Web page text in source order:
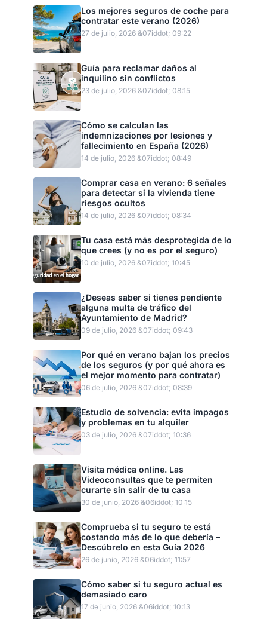
Los mejores seguros de coche para
contratar este verano (2026)
27 de julio, 2026 &07iddot; 09:22
Guía para reclamar daños al
inquilino sin conflictos
23 de julio, 2026 &07iddot; 08:15
Cómo se calculan las
indemnizaciones por lesiones y
fallecimiento en España (2026)
14 de julio, 2026 &07iddot; 08:49
Comprar casa en verano: 6 señales
para detectar si la vivienda tiene
riesgos ocultos
14 de julio, 2026 &07iddot; 08:34
Tu casa está más desprotegida de lo
que crees (y no es por el seguro)
10 de julio, 2026 &07iddot; 10:45
¿Deseas saber si tienes pendiente
alguna multa de tráfico del
Ayuntamiento de Madrid?
09 de julio, 2026 &07iddot; 09:43
Por qué en verano bajan los precios
de los seguros (y por qué ahora es
el mejor momento para contratar)
06 de julio, 2026 &07iddot; 08:39
Estudio de solvencia: evita impagos
y problemas en tu alquiler
03 de julio, 2026 &07iddot; 10:36
Visita médica online. Las
Videoconsultas que te permiten
curarte sin salir de tu casa
30 de junio, 2026 &06iddot; 10:15
Comprueba si tu seguro te está
costando más de lo que debería –
Descúbrelo en esta Guía 2026
26 de junio, 2026 &06iddot; 11:57
Cómo saber si tu seguro actual es
demasiado caro
17 de junio, 2026 &06iddot; 10:13